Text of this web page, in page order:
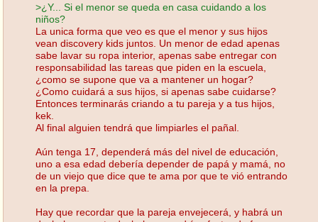
>¿Y... Si el menor se queda en casa cuidando a los
niños?
La unica forma que veo es que el menor y sus hijos
vean discovery kids juntos. Un menor de edad apenas
sabe lavar su ropa interior, apenas sabe entregar con
responsabilidad las tareas que piden en la escuela,
¿como se supone que va a mantener un hogar?
¿Como cuidará a sus hijos, si apenas sabe cuidarse?
Entonces terminarás criando a tu pareja y a tus hijos,
kek.
Al final alguien tendrá que limpiarles el pañal.
Aún tenga 17, dependerá más del nivel de educación,
uno a esa edad debería depender de papá y mamá, no
de un viejo que dice que te ama por que te vió entrando
en la prepa.
Hay que recordar que la pareja envejecerá, y habrá un